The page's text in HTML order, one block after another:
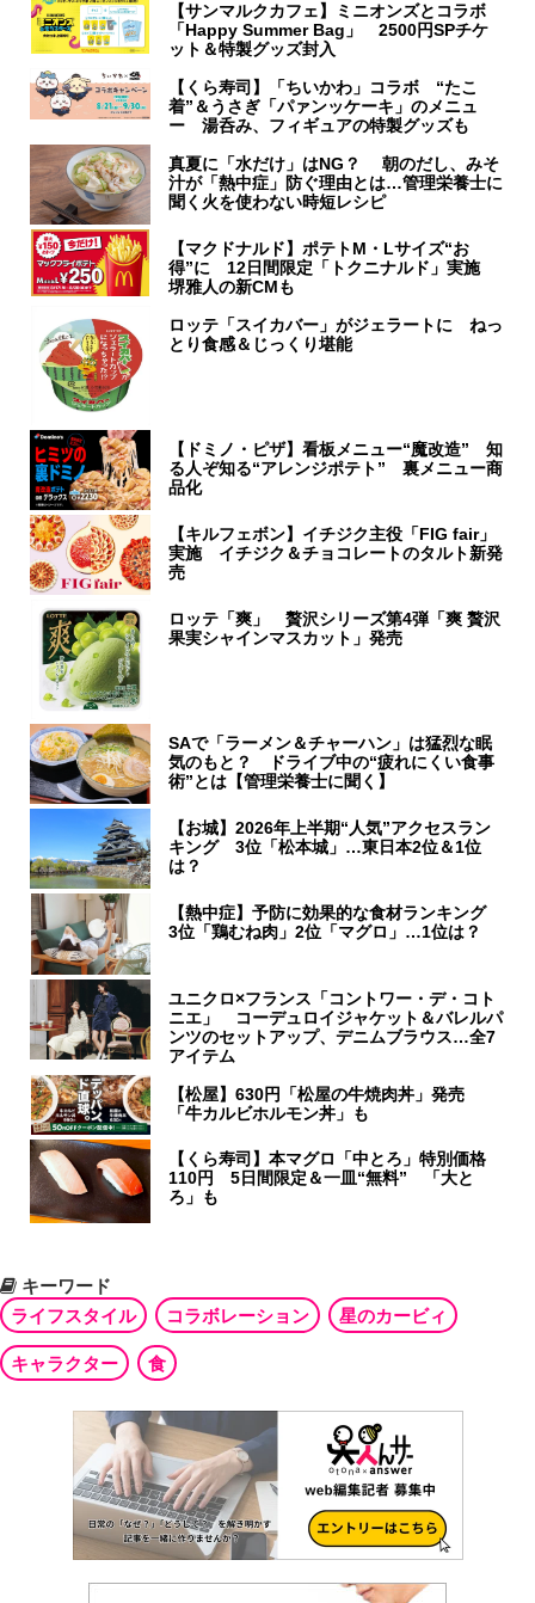
【サンマルクカフェ】ミニオンズとコラボ
「Happy Summer Bag」 2500円SPチケ
ット＆特製グッズ封入
【くら寿司】「ちいかわ」コラボ “たこ
着”＆うさぎ「パァンッケーキ」のメニュ
ー 湯呑み、フィギュアの特製グッズも
真夏に「水だけ」はNG？ 朝のだし、みそ
汁が「熱中症」防ぐ理由とは…管理栄養士に
聞く火を使わない時短レシピ
【マクドナルド】ポテトM・Lサイズ“お
得”に 12日間限定「トクニナルド」実施
堺雅人の新CMも
ロッテ「スイカバー」がジェラートに ねっ
とり食感＆じっくり堪能
【ドミノ・ピザ】看板メニュー“魔改造” 知
る人ぞ知る“アレンジポテト” 裏メニュー商
品化
【キルフェボン】イチジク主役「FIG fair」
実施 イチジク＆チョコレートのタルト新発
売
ロッテ「爽」 贅沢シリーズ第4弾「爽 贅沢
果実シャインマスカット」発売
SAで「ラーメン＆チャーハン」は猛烈な眠
気のもと？ ドライブ中の“疲れにくい食事
術”とは【管理栄養士に聞く】
【お城】2026年上半期“人気”アクセスラン
キング 3位「松本城」…東日本2位＆1位
は？
【熱中症】予防に効果的な食材ランキング
3位「鶏むね肉」2位「マグロ」…1位は？
ユニクロ×フランス「コントワー・デ・コト
ニエ」 コーデュロイジャケット＆バレルパ
ンツのセットアップ、デニムブラウス…全7
アイテム
【松屋】630円「松屋の牛焼肉丼」発売
「牛カルビホルモン丼」も
【くら寿司】本マグロ「中とろ」特別価格
110円 5日間限定＆一皿“無料” 「大と
ろ」も
キーワード
ライフスタイル
コラボレーション 星のカービィ
キャラクター 食